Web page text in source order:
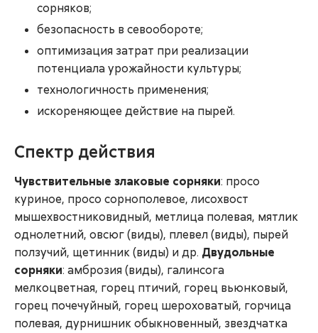
сорняков;
безопасность в севообороте;
оптимизация затрат при реализации
потенциала урожайности культуры;
технологичность применения;
искореняющее действие на пырей.
Спектр действия
Чувствительные злаковые сорняки: просо
куриное, просо сорнополевое, лисохвост
мышехвостниковидный, метлица полевая, мятлик
однолетний, овсюг (виды), плевел (виды), пырей
ползучий, щетинник (виды) и др. Двудольные
сорняки: амброзия (виды), галинсога
мелкоцветная, горец птичий, горец вьюнковый,
горец почечуйный, горец шероховатый, горчица
полевая, дурнишник обыкновенный, звездчатка